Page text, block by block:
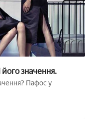
його значення.
Пафос у